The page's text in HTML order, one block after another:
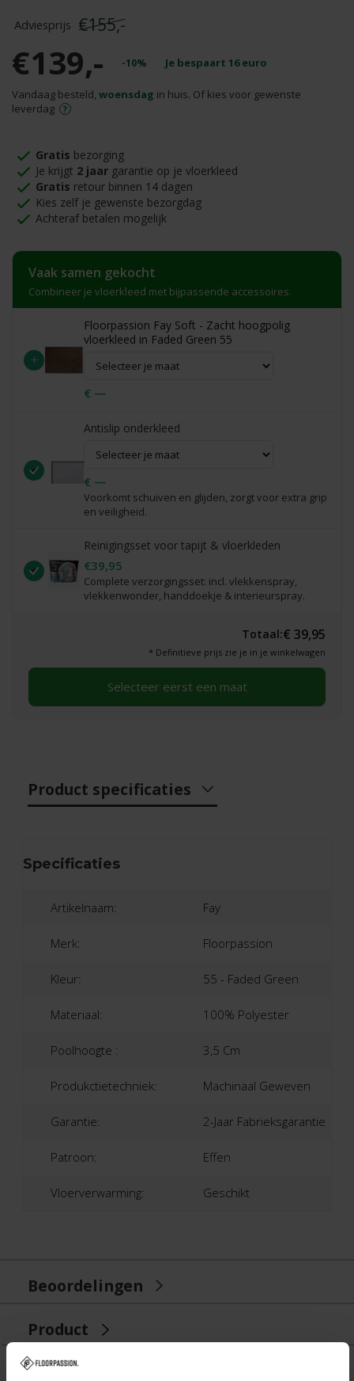
€155,-
€139,- -10% Je bespaart 16euro
Vandaag besteld, woensdag in huis. Of kies voor gewenste
leverdag
Gratis bezorging
Je krijgt 2 jaar garantie op je vloerkleed
Gratis retour binnen 14 dagen
Kies zelf je gewenste bezorgdag
Achteraf betalen mogelijk
Vaak samen gekocht
Combineer je vloerkleed met bijpassende accessoires.
+
Floorpassion Fay Soft - Zacht hoogpolig
vloerkleed in Faded Green 55
€ —
Antislip onderkleed
€ —
Voorkomt schuiven en glijden, zorgt voor extra grip
en veiligheid.
Reinigingsset voor tapijt & vloerkleden
€39,95
Complete verzorgingsset: incl. vlekkenspray,
vlekkenwonder, handdoekje & interieurspray.
Totaal:€ 39,95
* Definitieve prijs zie je in je winkelwagen
Selecteer eerst een maat
Product specificaties
Beoordelingen
Product
Specificaties
Artikelnaam: Fay
Merk: Floorpassion
Kleur: 55 - Faded Green
Materiaal: 100% Polyester
Poolhoogte : 3,5 Cm
Produkctietechniek: Machinaal Geweven
Garantie: 2-Jaar Fabrieksgarantie
Patroon: Effen
Vloerverwarming: Geschikt